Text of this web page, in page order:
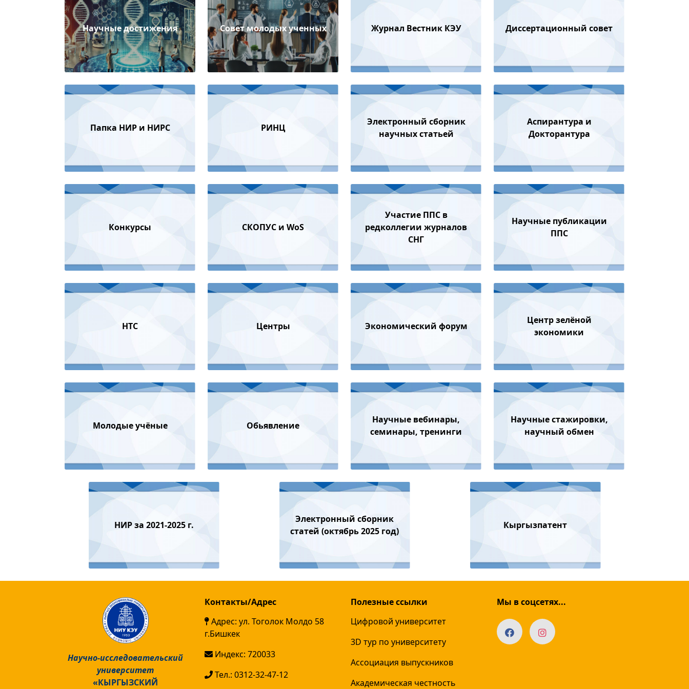
Научные достижения Совет молодых ученных Журнал Вестник КЭУ Диссертационный совет
Папка НИР и НИРС РИНЦ
Электронный сборник
научных статьей
Аспирантура и
Докторантура
Конкурсы СКОПУС и WoS
Участие ППС в
редколлегии журналов
СНГ
Научные публикации
ППС
НТС Центры Экономический форум
Центр зелёной
экономики
Молодые учёные Обьявление
Научные вебинары,
семинары, тренинги
Научные стажировки,
научный обмен
НИР за 2021-2025 г.
Электронный сборник
статей (октябрь 2025 год)
Кыргызпатент
Научно-исследовательский
университет
«КЫРГЫЗСКИЙ
Контакты/Адрес
Адрес: ул. Тоголок Молдо 58
г.Бишкек
Индекс: 720033
Тел.: 0312-32-47-12
Полезные ссылки
Цифровой университет
3D тур по университету
Ассоциация выпускников
Академическая честность
Мы в соцсетях...